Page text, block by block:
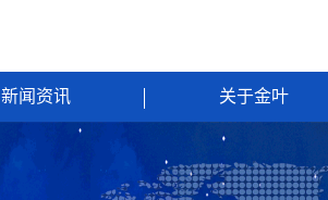
新闻资讯 关于金叶